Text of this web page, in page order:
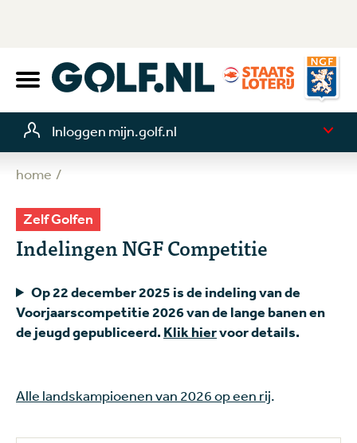
Inloggen mijn.golf.nl
home
Zelf Golfen
Indelingen NGF Competitie
Op 22 december 2025 is de indeling van de
Voorjaarscompetitie 2026 van de lange banen en
de jeugd gepubliceerd. Klik hiervoor details.
Alle landskampioenen van 2026 op een rij.